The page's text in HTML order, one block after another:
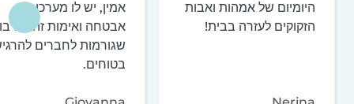
היומיום של אמהות ואבות
הזקוקים לעזרה בבית!
אמין, יש לו מערכות
אבטחה ואימות זהות
שגורמות לחברים
בטוחים.